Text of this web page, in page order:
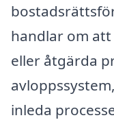
handlar om
eller åtgärda
inleda